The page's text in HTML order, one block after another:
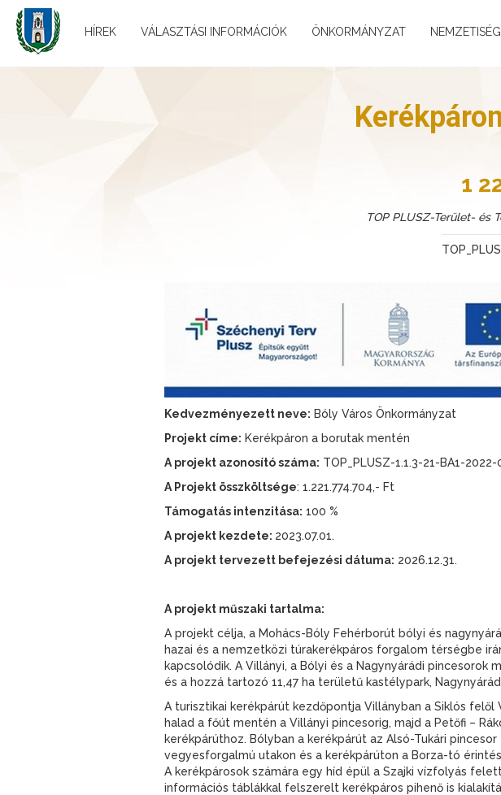
HÍREK VÁLASZTÁSI INFORMÁCIÓK ÖNKORMÁNYZAT
1
TOP PLUSZ-Terület- és
Kedvezményezett neve: Bóly Város Önkormányzat
Projekt címe: Kerékpáron a borutak mentén
A projekt azonosító száma: TOP_PLUSZ-1.1.3-21-BA1-
A Projekt összköltsége: 1.221.774.704,- Ft
Támogatás intenzitása: 100 %
A projekt kezdete: 2023.07.01.
A projekt tervezett befejezési dátuma: 2026.12.31.
A projekt műszaki tartalma:
A projekt célja, a Mohács-Bóly Fehérborút bólyi és
hazai és a nemzetközi túrakerékpáros forgalom térségbe
kapcsolódik. A Villányi, a Bólyi és a Nagynyárádi
és a hozzá tartozó 11,47 ha területű kastélypark,
A turisztikai kerékpárút kezdőpontja Villányban a Siklós
halad a főút mentén a Villányi pincesorig, majd a Petőfi –
kerékpárúthoz. Bólyban a kerékpárút az Alsó-Tukári
vegyesforgalmú utakon és a kerékpárúton a Borza-tó
A kerékpárosok számára egy híd épül a Szajki vízfolyás
információs táblákkal felszerelt kerékpáros pihenő is